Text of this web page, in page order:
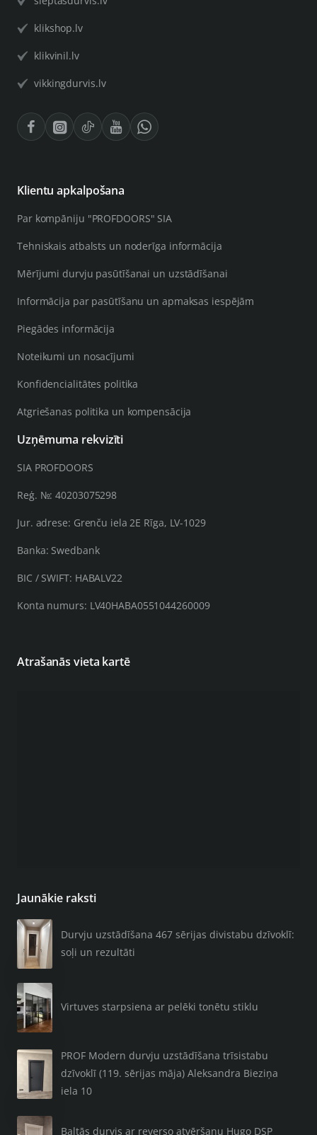
klikshop.lv
klikvinil.lv
vikkingdurvis.lv
Klientu apkalpošana
Par kompāniju "PROFDOORS" SIA
Tehniskais atbalsts un noderīga informācija
Mērījumi durvju pasūtīšanai un uzstādīšanai
Informācija par pasūtīšanu un apmaksas iespējām
Piegādes informācija
Noteikumi un nosacījumi
Konfidencialitātes politika
Atgriešanas politika un kompensācija
Uzņēmuma rekvizīti
SIA PROFDOORS
Reģ. №: 40203075298
Jur. adrese: Grenču iela 2E Rīga, LV-1029
Banka: Swedbank
BIC / SWIFT: HABALV22
Konta numurs: LV40HABA0551044260009
Atrašanās vieta kartē
Jaunākie raksti
Durvju uzstādīšana 467 sērijas divistabu dzīvoklī:
soļi un rezultāti
Virtuves starpsiena ar pelēki tonētu stiklu
PROF Modern durvju uzstādīšana trīsistabu
dzīvoklī (119. sērijas māja) Aleksandra Bieziņa
iela 10
Baltās durvis ar reverso atvēršanu Hugo DSP